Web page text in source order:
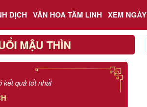
DỊCH VĂN HOA TÂM LINH XEM NGÀY
MẬU THÌN
kết quả tốt nhất